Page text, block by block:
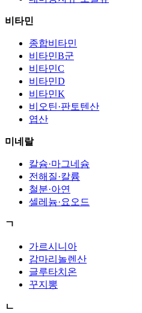
비타민
종합비타민
비타민B군
비타민C
비타민D
비타민K
비오틴·판토텐산
엽산
미네랄
칼슘·마그네슘
전해질·칼륨
철분·아연
셀레늄·요오드
ㄱ
가르시니아
감마리놀렌산
글루타치온
꾸지뽕
ㄴ